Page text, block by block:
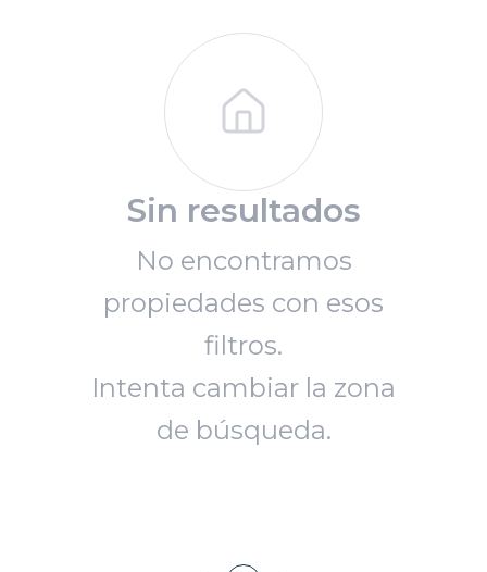
Sin resultados
No encontramos
propiedades con esos
filtros.
Intenta cambiar la zona
de búsqueda.